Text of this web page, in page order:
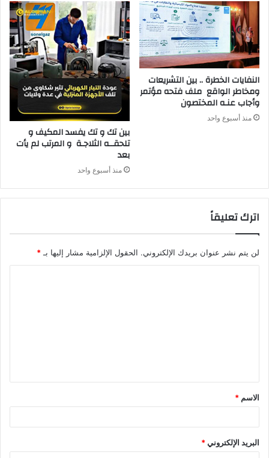
‬وأجاب‭ ‬عنـه‭ ‬المختصون
منذ أسبوع واحد
‬بعد‭ ‬
منذ أسبوع واحد
اترك تعليقاً
لن يتم نشر عنوان بريدك الإلكتروني. الحقول الإلزامية مشار إليها بـ *
ق
*
الاسم *
البريد الإلكتروني*